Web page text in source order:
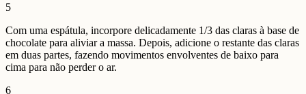
5
Com uma espátula, incorpore delicadamente 1/3 das claras à base de
chocolate para aliviar a massa. Depois, adicione o restante das claras
em duas partes, fazendo movimentos envolventes de baixo para
cima para não perder o ar.
6